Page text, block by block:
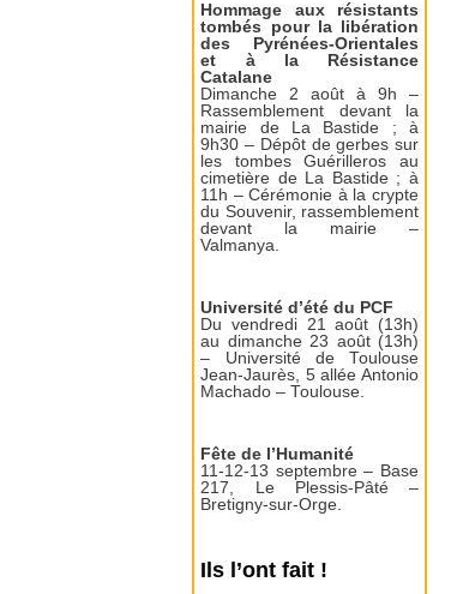
Hommage aux résistants
tombés pour la libération
des Pyrénées-Orientales
et à la Résistance
Catalane
Dimanche 2 août à 9h –
Rassemblement devant la
mairie de La Bastide ; à
9h30 – Dépôt de gerbes sur
les tombes Guérilleros au
cimetière de La Bastide ; à
11h – Cérémonie à la crypte
du Souvenir, rassemblement
devant la mairie –
Valmanya.
Université d’été du PCF
Du vendredi 21 août (13h)
au dimanche 23 août (13h)
– Université de Toulouse
Jean-Jaurès, 5 allée Antonio
Machado – Toulouse.
Fête de l’Humanité
11-12-13 septembre – Base
217, Le Plessis-Pâté –
Bretigny-sur-Orge.
Ils l’ont fait !